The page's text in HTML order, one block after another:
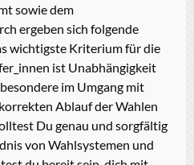
sowie dem
ergeben sich folgende
wichtigste Kriterium für die
ist Unabhängigkeit
im Umgang mit
Ablauf der Wahlen
Du genau und sorgfältig
von Wahlsystemen und